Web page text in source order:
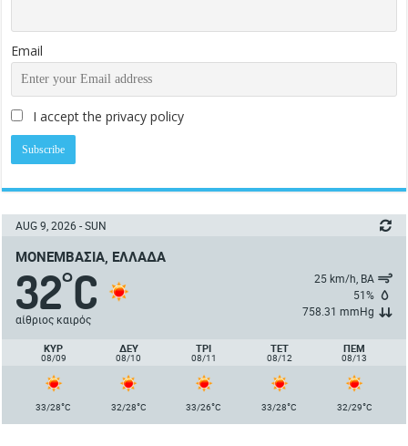
Email
I accept the privacy policy
AUG 9, 2026 - SUN
ΜΟΝΕΜΒΑΣΙΆ, ΕΛΛΆΔΑ
32°C
αίθριος καιρός
25 km/h, ΒΑ
51%
758.31 mmHg
ΚΥΡ
08/09
ΔΕΥ
08/10
ΤΡΙ
08/11
ΤΕΤ
08/12
ΠΈΜ
08/13
33/28°C 32/28°C 33/26°C 33/28°C 32/29°C